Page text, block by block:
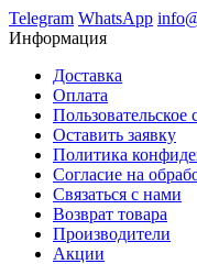
Telegram WhatsApp
Информация
Доставка
Оплата
Пользовательское
Оставить заявку
Политика
Согласие на
Связаться с нами
Возврат товара
Производители
Акции